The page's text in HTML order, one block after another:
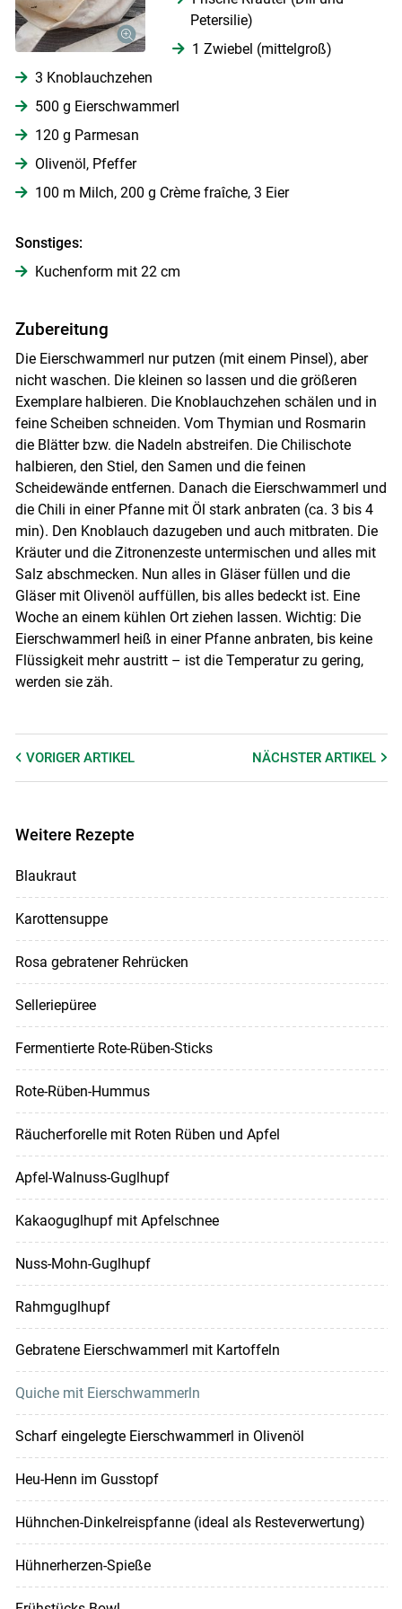
Skip to main content
Petersilie)
1 Zwiebel (mittelgroß)
3 Knoblauchzehen
500 g Eierschwammerl
120 g Parmesan
Olivenöl, Pfeffer
100 m Milch, 200 g Crème fraîche, 3 Eier
Sonstiges:
Kuchenform mit 22 cm
Zubereitung
Die Eierschwammerl nur putzen (mit einem Pinsel), aber
nicht waschen. Die kleinen so lassen und die größeren
Exemplare halbieren. Die Knoblauchzehen schälen und in
feine Scheiben schneiden. Vom Thymian und Rosmarin
die Blätter bzw. die Nadeln abstreifen. Die Chilischote
halbieren, den Stiel, den Samen und die feinen
Scheidewände entfernen. Danach die Eierschwammerl und
die Chili in einer Pfanne mit Öl stark anbraten (ca. 3 bis 4
min). Den Knoblauch dazugeben und auch mitbraten. Die
Kräuter und die Zitronenzeste untermischen und alles mit
Salz abschmecken. Nun alles in Gläser füllen und die
Gläser mit Olivenöl auffüllen, bis alles bedeckt ist. Eine
Woche an einem kühlen Ort ziehen lassen. Wichtig: Die
Eierschwammerl heiß in einer Pfanne anbraten, bis keine
Flüssigkeit mehr austritt – ist die Temperatur zu gering,
werden sie zäh.
VORIGER ARTIKEL NÄCHSTERARTIKEL
Weitere Rezepte
Blaukraut
Karottensuppe
Rosa gebratener Rehrücken
Selleriepüree
Fermentierte Rote-Rüben-Sticks
Rote-Rüben-Hummus
Räucherforelle mit Roten Rüben und Apfel
Apfel-Walnuss-Guglhupf
Kakaoguglhupf mit Apfelschnee
Nuss-Mohn-Guglhupf
Rahmguglhupf
Gebratene Eierschwammerl mit Kartoffeln
Quiche mit Eierschwammerln
Scharf eingelegte Eierschwammerl in Olivenöl
Heu-Henn im Gusstopf
Hühnchen-Dinkelreispfanne (ideal als Resteverwertung)
Hühnerherzen-Spieße